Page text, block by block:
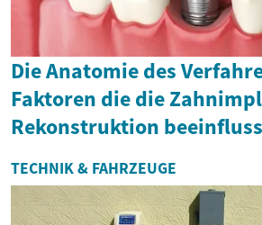
Die Anatomie des
Faktoren die die
Rekonstruktion
TECHNIK & FAHRZEUGE